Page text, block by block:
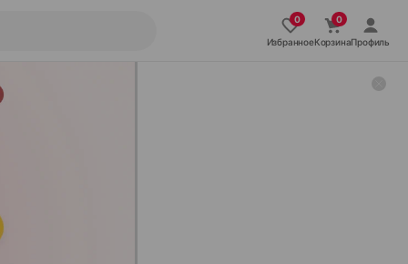
ИзбранноеКорзинаПрофиль